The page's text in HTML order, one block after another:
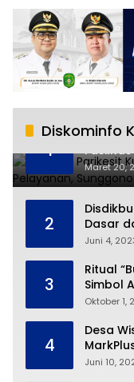
Diskominfo
1
RSUD
Selesai
Maret 20,
2
Dasar
Juni 4,
3
Ritual
Simbol
Oktober 1,
4
Desa
Juni 10,